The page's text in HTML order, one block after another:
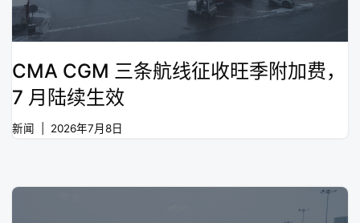
CMA CGM 三条航线征收旺季附加费，
7 月陆续生效
新闻 2026年7月8日